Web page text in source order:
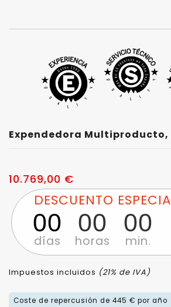
Expendedora Multiproducto,
10.769,00 €
DESCUENTO
00
días
00
horas
00
min.
00
seg.
Impuestos incluidos (21% de IVA)
Coste de repercusión de 445 € por año